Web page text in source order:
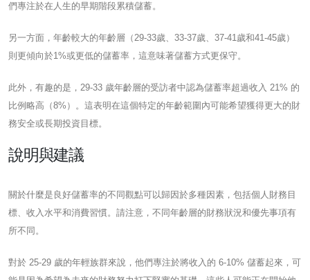
們專注於在人生的早期階段累積儲蓄。
另一方面，年齡較大的年齡層（29-33歲、33-37歲、37-41歲和41-45歲）
則更傾向於1%或更低的儲蓄率，這意味著儲蓄方式更保守。
此外，有趣的是，29-33 歲年齡層的受訪者中認為儲蓄率超過收入 21% 的
比例略高（8%）。這表明在這個特定的年齡範圍內可能希望獲得更大的財
務安全或長期投資目標。
說明與建議
關於什麼是良好儲蓄率的不同觀點可以歸因於多種因素，包括個人財務目
標、收入水平和消費習慣。請注意，不同年齡層的財務狀況和優先事項有
所不同。
對於 25-29 歲的年輕族群來說，他們專注於將收入的 6-10% 儲蓄起來，可